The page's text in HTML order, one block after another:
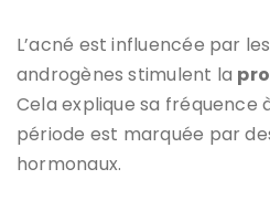
L’acné est influencée par
androgènes stimulent la
Cela explique sa fréquence
période est marquée par
hormonaux.